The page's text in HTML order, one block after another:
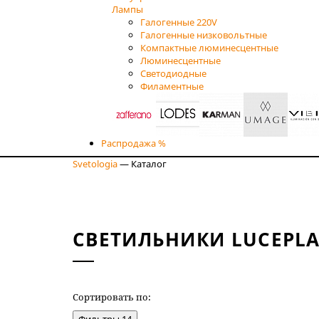
Лампы
Галогенные 220V
Галогенные низковольтные
Компактные люминесцентные
Люминесцентные
Светодиодные
Филаментные
Распродажа %
Svetologia— Каталог
СВЕТИЛЬНИКИ
Сортировать по: